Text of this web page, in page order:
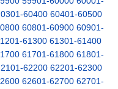
60400 60401-60500
60801-60900 60901-
61300 61301-61400
61701-61800 61801-
62200 62201-62300
62601-62700 62701-